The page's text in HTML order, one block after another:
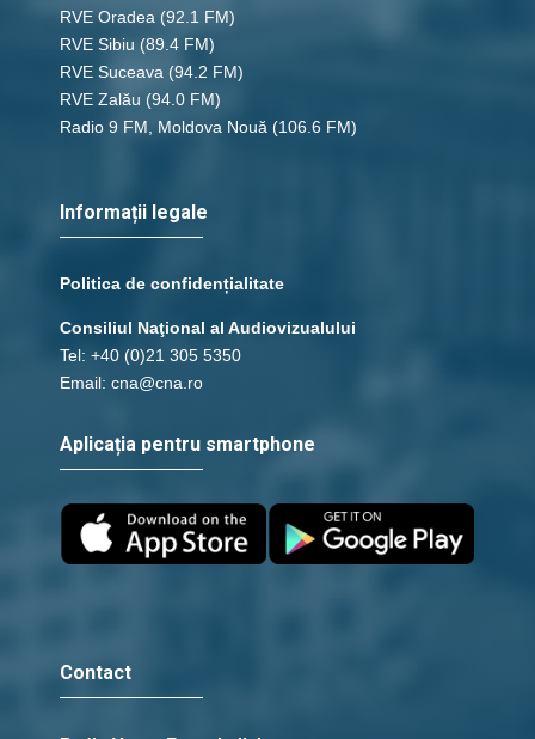
RVE Oradea (92.1 FM)
RVE Sibiu (89.4 FM)
RVE Suceava (94.2 FM)
RVE Zalău (94.0 FM)
Radio 9 FM, Moldova Nouă (106.6 FM)
Informații legale
Politica de confidențialitate
Consiliul Naţional al Audiovizualului
Tel: +40 (0)21 305 5350
Email: cna@cna.ro
Aplicația pentru smartphone
Contact